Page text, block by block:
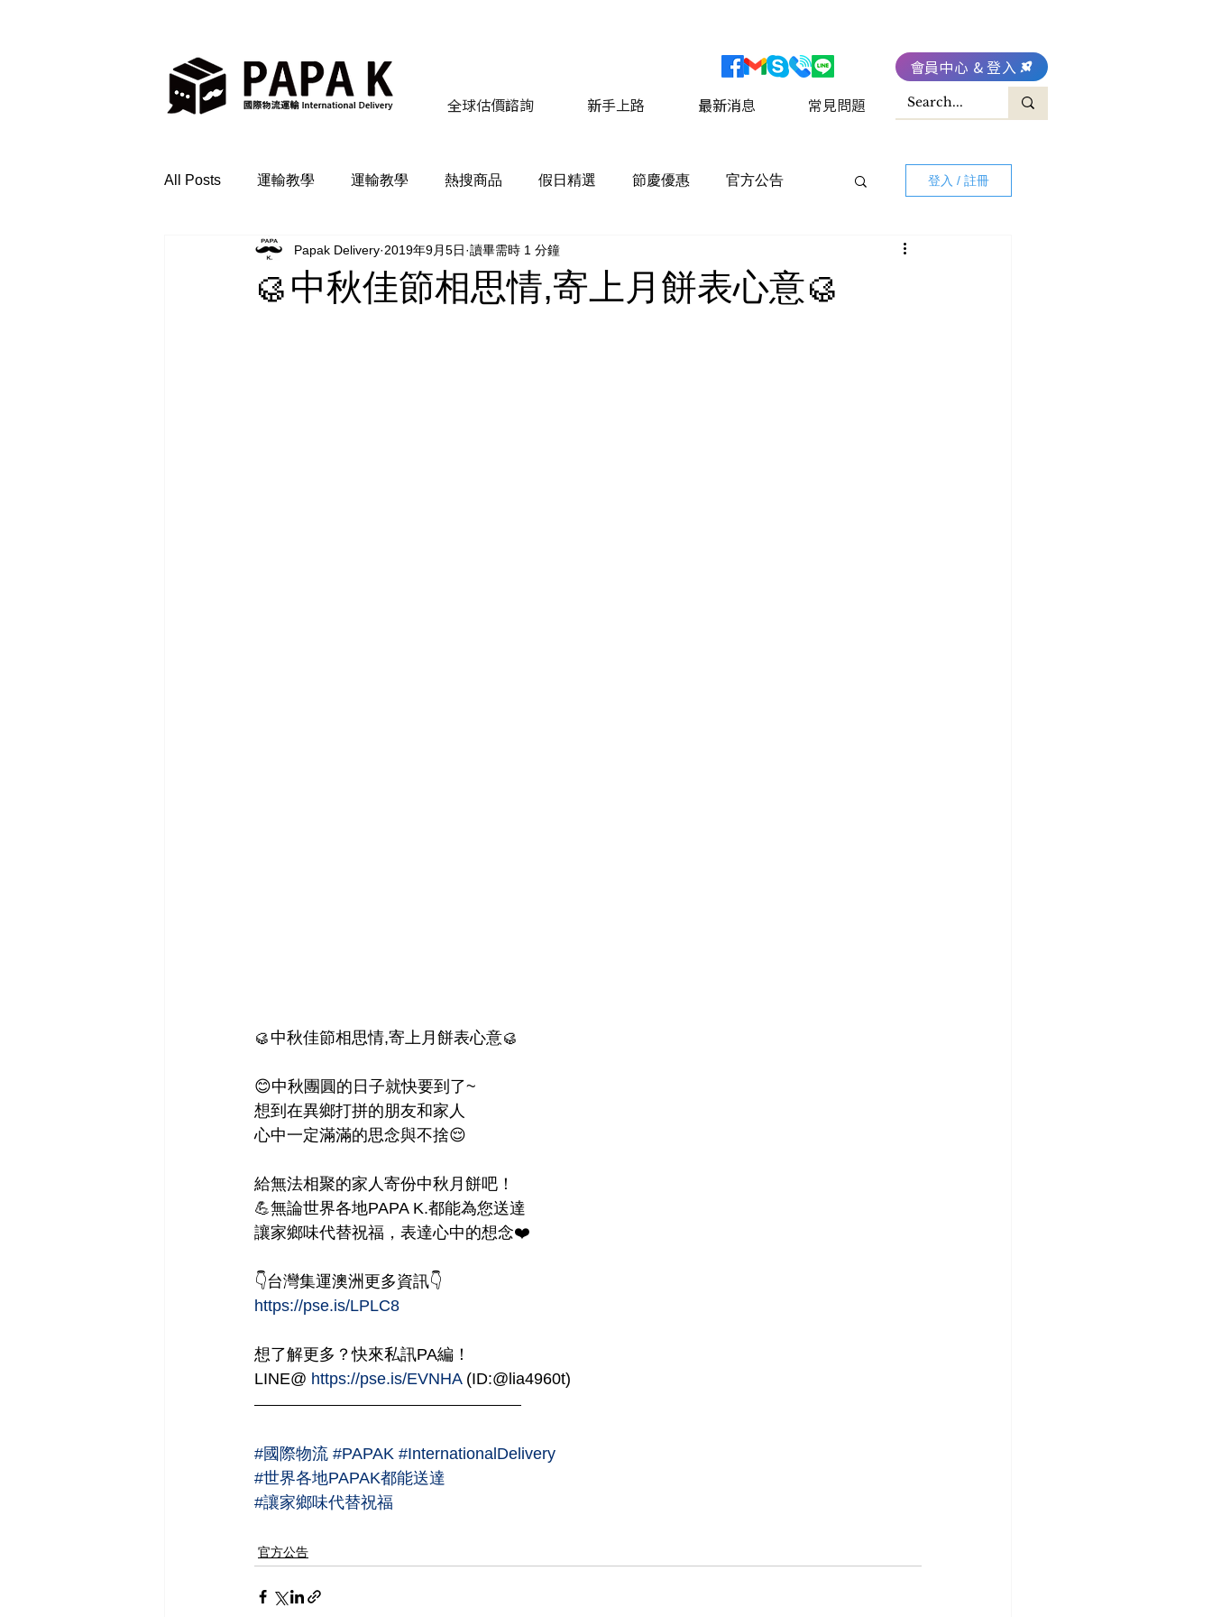
全球估價諮詢 新手上路 最新消息 常見問題
會員中心 & 登入
All Posts 運輸教學 運輸教學 熱搜商品 假日精選 節慶優惠 官方公告 登入 / 註冊
🥮中秋佳節相思情,寄上月餅表心意🥮
Papak Delivery 2019年9月5日 讀畢需時 1 分鐘
🥮中秋佳節相思情,寄上月餅表心意🥮
😊中秋團圓的日子就快要到了~
想到在異鄉打拼的朋友和家人
心中一定滿滿的思念與不捨😌
給無法相聚的家人寄份中秋月餅吧！
💪無論世界各地PAPA K.都能為您送達
讓家鄉味代替祝福，表達心中的想念❤️
👇台灣集運澳洲更多資訊👇
https://pse.is/LPLC8
想了解更多？快來私訊PA編！
LINE@ https://pse.is/EVNHA (ID:@lia4960t)
#國際物流 #PAPAK #InternationalDelivery
#世界各地PAPAK都能送達
#讓家鄉味代替祝福
官方公告